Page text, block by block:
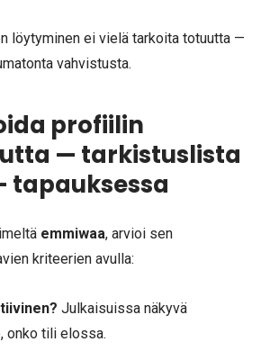
löytyminen ei vielä tarkoita totuutta —
vahvistusta.
profiilin
— tarkistuslista
tapauksessa
emmiwaa, arvioi sen
kriteerien avulla:
Julkaisuissa näkyvä
onko tili elossa.